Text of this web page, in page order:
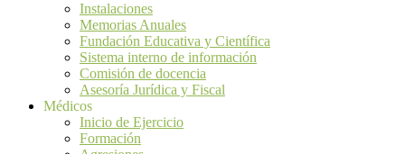
Instalaciones
Memorias Anuales
Fundación Educativa y Científica
Sistema interno de información
Comisión de docencia
Asesoría Jurídica y Fiscal
Médicos
Inicio de Ejercicio
Formación